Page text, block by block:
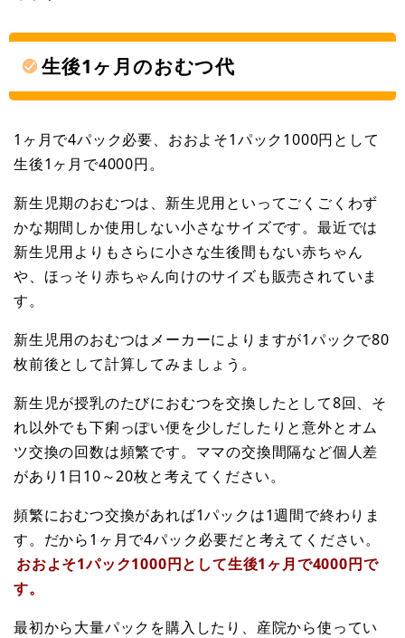
生後1ヶ月のおむつ代
1ヶ月で4パック必要、おおよそ1パック1000円として
生後1ヶ月で4000円。
新生児期のおむつは、新生児用といってごくごくわず
かな期間しか使用しない小さなサイズです。最近では
新生児用よりもさらに小さな生後間もない赤ちゃん
や、ほっそり赤ちゃん向けのサイズも販売されていま
す。
新生児用のおむつはメーカーによりますが1パックで80
枚前後として計算してみましょう。
新生児が授乳のたびにおむつを交換したとして8回、そ
れ以外でも下痢っぽい便を少しだしたりと意外とオム
ツ交換の回数は頻繁です。ママの交換間隔など個人差
があり1日10～20枚と考えてください。
頻繁におむつ交換があれば1パックは1週間で終わりま
す。だから1ヶ月で4パック必要だと考えてください。
おおよそ1パック1000円として生後1ヶ月で4000円で
す。
最初から大量パックを購入したり、産院から使ってい